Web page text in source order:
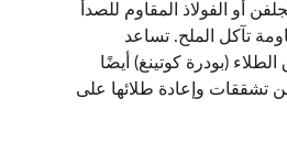
أو الفولاذ المقاوم للصدأ
تآكل الملح. تساعد
(بودرة كوتينغ) أيضًا
تشققات وإعادة طلائها على